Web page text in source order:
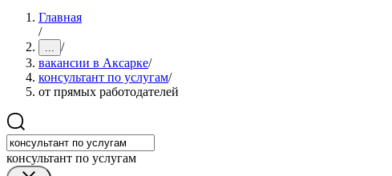
Главная
/
... /
вакансии в Аксарке/
консультант по услугам/
от прямых работодателей
консультант по услугам